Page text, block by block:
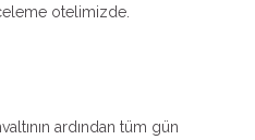
otelimizde.
ardından tüm gün